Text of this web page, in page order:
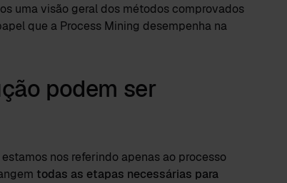
uma visão geral dos métodos comprovados
que a Process Mining desempenha na
podem ser
nos referindo apenas ao processo
todas as etapas necessárias para